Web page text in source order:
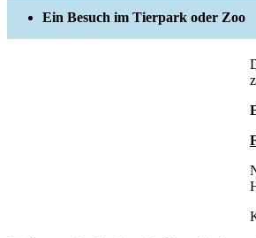
Ein Besuch im Tierpark oder Zoo